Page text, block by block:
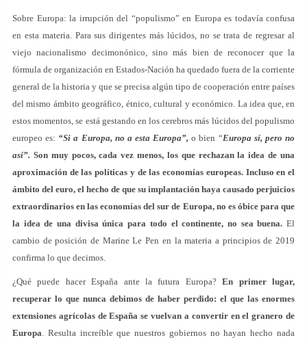
Sobre Europa: la irrupción del “populismo” en Europa es todavía confusa
en esta materia. Para sus dirigentes más lúcidos, no se trata de regresar al
viejo nacionalismo decimonónico, sino más bien de reconocer que la
fórmula de organización en Estados-Nación ha quedado fuera de la corriente
general de la historia y que se precisa algún tipo de cooperación entre países
del mismo ámbito geográfico, étnico, cultural y económico. La idea que, en
estos momentos, se está gestando en los cerebros más lúcidos del populismo
europeo es: “Si a Europa, no a esta Europa”, o bien “Europa sí, pero no
así”. Son muy pocos, cada vez menos, los que rechazan la idea de una
aproximación de las políticas y de las economías europeas. Incluso en el
ámbito del euro, el hecho de que su implantación haya causado perjuicios
extraordinarios en las economías del sur de Europa, no es óbice para que
la idea de una divisa única para todo el continente, no sea buena. El
cambio de posición de Marine Le Pen en la materia a principios de 2019
confirma lo que decimos.
¿Qué puede hacer España ante la futura Europa?En primer lugar,
recuperar lo que nunca debimos de haber perdido: el que las enormes
extensiones agrícolas de España se vuelvan a convertir en el granero de
Europa. Resulta increíble que nuestros gobiernos no hayan hecho nada